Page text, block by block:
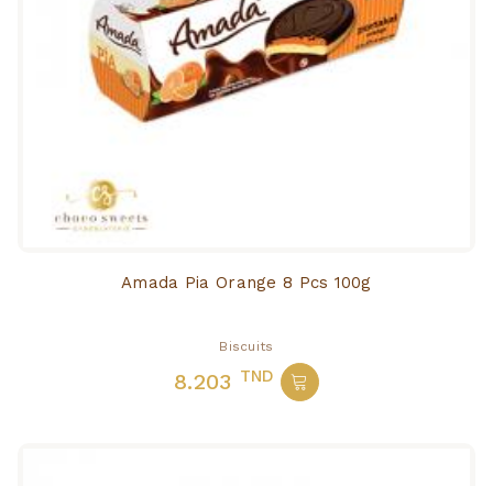
Amada Pia Orange 8 Pcs 100g
Biscuits
8.203 TND